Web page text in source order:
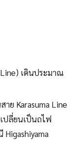
เดินประมาณ
ย Karasuma Line
ปลี่ยนเป็นถไฟ